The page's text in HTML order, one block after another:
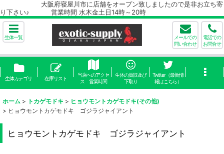
大阪府寝屋川市に店舗をオープン致しましたので是非お立ち寄
り下さい♪ 営業時間 水木金土日14時～20時
生体一覧
メールでの
問い合わせ
電話での
お問合せ
生体カテゴリ 在庫リスト
当店へのアクセ
ス 営業時間
生体の買取及び
下取り
Twitter（最新情
報はこちら）
ホーム > トカゲモドキ > ヒョウモントカゲモドキ(その他)
> ヒョウモントカゲモドキ ゴジラジャイアント
ヒョウモントカゲモドキ ゴジラジャイアント